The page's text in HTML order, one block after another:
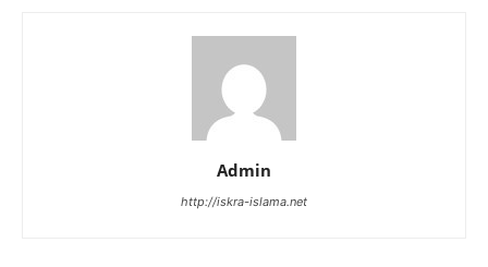
Admin
http://iskra-islama.net